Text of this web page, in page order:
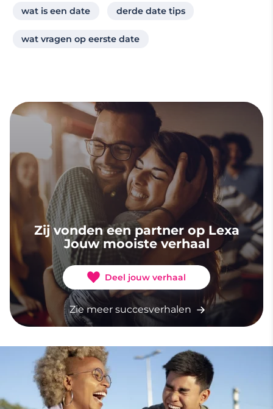
wat is een date derde date tips
wat vragen op eerste date
Zij vonden een partner op Lexa
Jouw mooiste verhaal
Deel jouw verhaal
Zie meer succesverhalen